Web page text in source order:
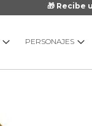
🎁 Recibe
PERSONAJES